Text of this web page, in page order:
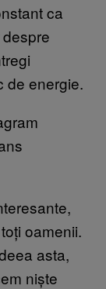
ca
de energie.
oamenii.
asta,
niște